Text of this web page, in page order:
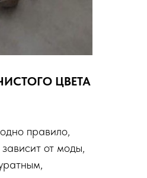
ЦВЕТА
правило,
от моды,